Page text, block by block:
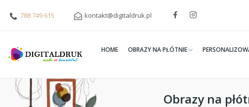
788 749 615 kontakt@digitaldruk.pl
HOME OBRAZY NA PŁÓTNIE
Obrazy na